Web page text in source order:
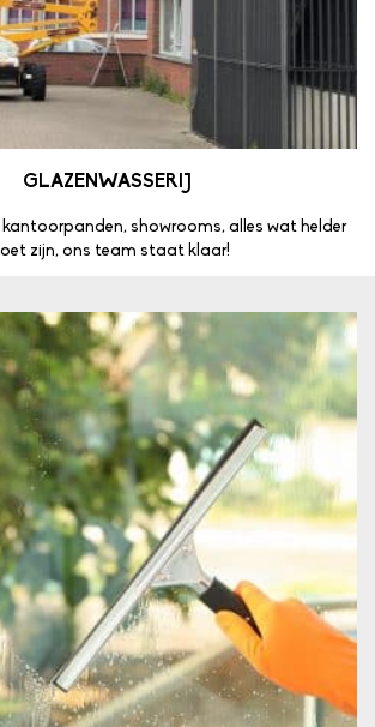
GLAZENWASSERIJ
showrooms, alles wat helder
zijn, ons team staat klaar!